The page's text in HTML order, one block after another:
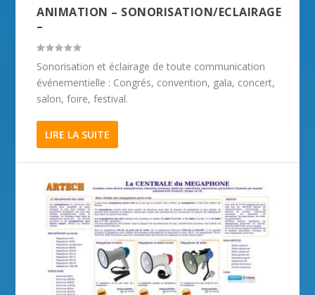
ANIMATION – SONORISATION/ECLAIRAGE
–
Sonorisation et éclairage de toute communication
événementielle : Congrés, convention, gala, concert,
salon, foire, festival.
LIRE LA SUITE